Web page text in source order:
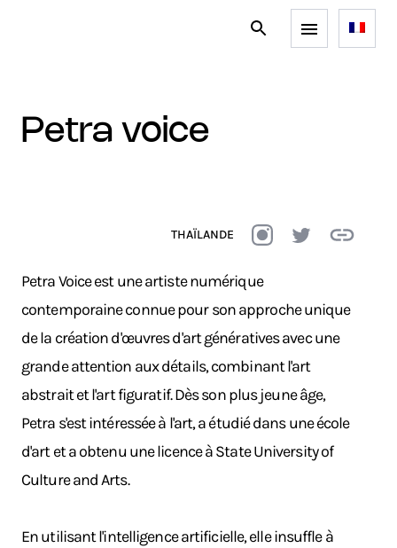
petra voice
THAÏLANDE
Petra Voice est une artiste numérique
contemporaine connue pour son approche unique
de la création d'œuvres d'art génératives avec une
grande attention aux détails, combinant l'art
abstrait et l'art figuratif. Dès son plus jeune âge,
Petra s'est intéressée à l'art, a étudié dans une école
d'art et a obtenu une licence à State University of
Culture and Arts.
En utilisant l'intelligence artificielle, elle insuffle à